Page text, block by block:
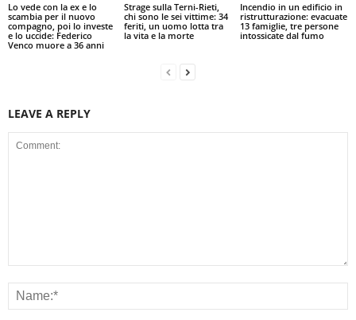
Lo vede con la ex e lo
scambia per il nuovo
compagno, poi lo investe
e lo uccide: Federico
Venco muore a 36 anni
Strage sulla Terni-Rieti,
chi sono le sei vittime: 34
feriti, un uomo lotta tra
la vita e la morte
Incendio in un edificio in
ristrutturazione: evacuate
13 famiglie, tre persone
intossicate dal fumo
LEAVE A REPLY